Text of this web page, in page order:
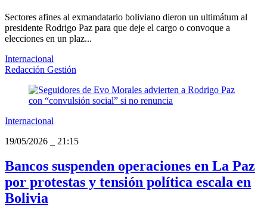
Sectores afines al exmandatario boliviano dieron un ultimátum al
presidente Rodrigo Paz para que deje el cargo o convoque a
elecciones en un plaz...
Internacional
Redacción Gestión
Internacional
19/05/2026
21:15
Bancos suspenden operaciones en La Paz
por protestas y tensión política escala en
Bolivia